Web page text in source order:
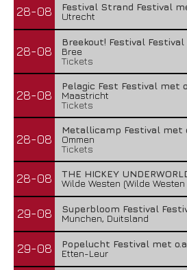
28-08
Festival Strand Festival
Utrecht
28-08
Breekout! Festival
Bree
Tickets
28-08
Pelagic Fest Festival met
Maastricht
Tickets
28-08
Metallicamp Festival met
Ommen
Tickets
28-08
THE HICKEY
Wilde Westen (Wilde Westen
29-08
Superbloom Festival
Munchen, Duitsland
29-08
Popelucht Festival met
Etten-Leur